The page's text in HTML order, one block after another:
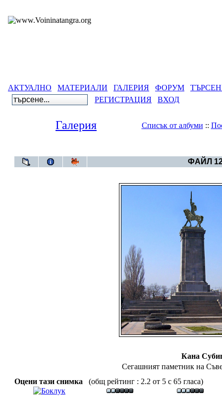
АКТУАЛНО МАТЕРИАЛИ ГАЛЕРИЯ ФОРУМ
РЕГИСТРАЦИЯ
ВХОД
Галерия Списък от албуми ::
ФАЙЛ
Кана
Сегашният паметник на
Оцени тази снимка
(общ рейтинг : 2.2 от 5 с 65 гласа)